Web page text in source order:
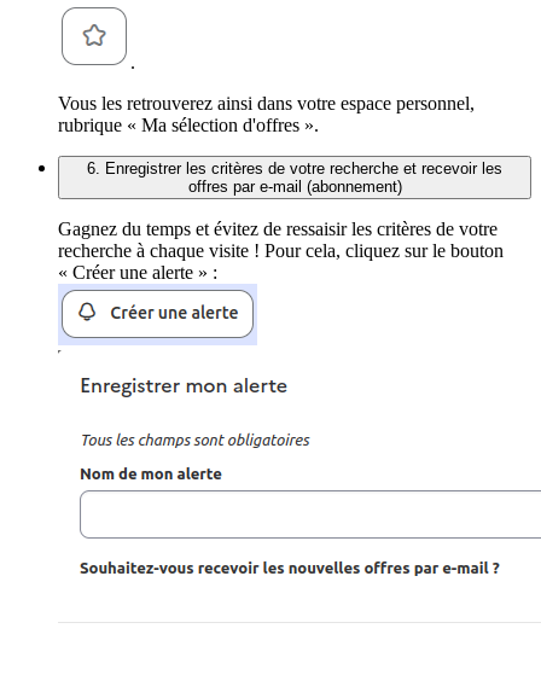
.
Vous les retrouverez ainsi dans votre espace personnel,
rubrique « Ma sélection d'offres ».
6. Enregistrer les critères de votre recherche et recevoir les
offres par e-mail (abonnement)
Gagnez du temps et évitez de ressaisir les critères de votre
recherche à chaque visite ! Pour cela, cliquez sur le bouton
« Créer une alerte » :